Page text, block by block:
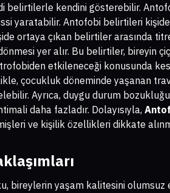
belirtilerle kendini gösterebilir.
yaratabilir. Antofobi belirtileri
ortaya çıkan belirtiler arasında
yer alır. Bu belirtiler, bireyin
etkileneceği konusunda
çocukluk döneminde yaşanan
Ayrıca, duygu durum
daha fazladır. Dolayısıyla,
ve kişilik özellikleri dikkate
bireylerin yaşam kalitesini olumsuz